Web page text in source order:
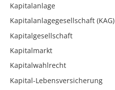
Kapitalanlage
Kapitalanlagegesellschaft (KAG)
Kapitalgesellschaft
Kapitalmarkt
Kapitalwahlrecht
Kapital-Lebensversicherung